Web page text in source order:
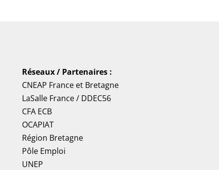
Réseaux / Partenaires :
CNEAP Franceet Bretagne
LaSalle France/ DDEC56
CFA ECB
OCAPIAT
Région Bretagne
Pôle Emploi
UNEP